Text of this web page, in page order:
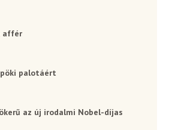
affér
palotáért
az új irodalmi Nobel-díjas